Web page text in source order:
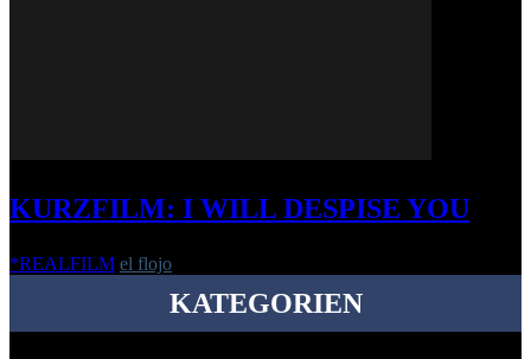
KURZFILM: I WILL DESPISE YOU
*REALFILM el flojo
KATEGORIEN